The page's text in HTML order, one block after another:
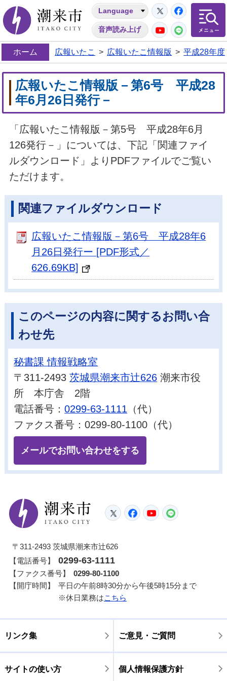
潮来市
Language
音声読み上げ
Twitter
YouTube
LINE
ホーム 広報いたこ > 広報いたこ情報版 > 平成28年度
広報いたこ情報版－第6号 平成28
年6月26日発行－
「広報いたこ情報版－第5号 平成28年6月
126発行－」については、下記「関連ファイ
ルダウンロード」よりPDFファイルでご覧い
ただけます。
関連ファイルダウンロード
広報いたこ情報版－第6号 平成28年6
月26日発行ー [PDF形式／
626.69KB]
このページの内容に関するお問い合
わせ先
秘書課 情報戦略室
〒311-2493茨城県潮来市辻626 潮来市役
所 本庁舎 2階
電話番号：0299-63-1111 （代）
ファクス番号：0299-80-1100（代）
メールでお問い合わせをする
潮来市
TwitterFacebook
YouTube
〒311-2493 茨城県潮来市辻626
【電話番号】
0299-63-1111
【ファクス番号】
0299-80-1100
【開庁時間】
平日の午前8時30分から午後5時15分まで
※休日業務はこちら
リンク集 ご意見・ご質問
サイトの使い方 個人情報保護方針